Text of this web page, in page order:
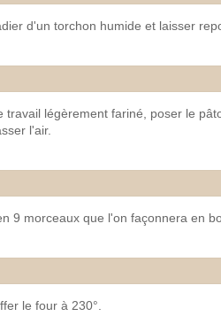
d'un torchon humide et laisser
travail légèrement fariné, poser le
l'air.
9 morceaux que l'on façonnera en
le four à 230°.